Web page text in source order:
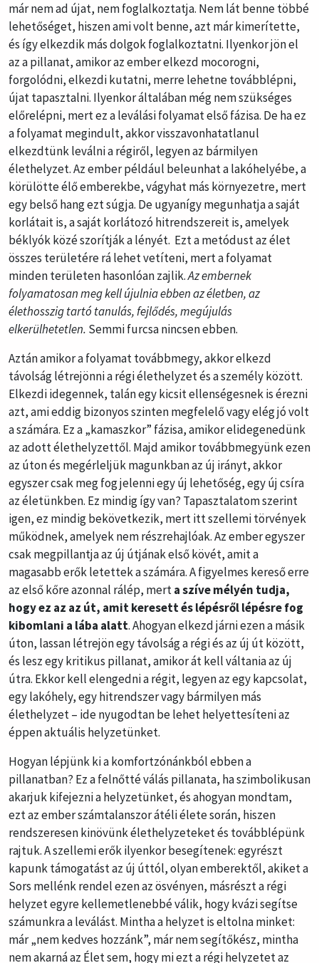
már nem ad újat, nem foglalkoztatja. Nem lát benne többé
lehetőséget, hiszen ami volt benne, azt már kimerítette,
és így elkezdik más dolgok foglalkoztatni. Ilyenkor jön el
az a pillanat, amikor az ember elkezd mocorogni,
forgolódni, elkezdi kutatni, merre lehetne továbblépni,
újat tapasztalni. Ilyenkor általában még nem szükséges
előrelépni, mert ez a leválási folyamat első fázisa. De ha ez
a folyamat megindult, akkor visszavonhatatlanul
elkezdtünk leválni a régiről, legyen az bármilyen
élethelyzet. Az ember például beleunhat a lakóhelyébe, a
körülötte élő emberekbe, vágyhat más környezetre, mert
egy belső hang ezt súgja. De ugyanígy megunhatja a saját
korlátait is, a saját korlátozó hitrendszereit is, amelyek
béklyók közé szorítják a lényét. Ezt a metódust az élet
összes területére rá lehet vetíteni, mert a folyamat
minden területen hasonlóan zajlik.Az embernek
folyamatosan meg kell újulnia ebben az életben, az
élethosszig tartó tanulás, fejlődés, megújulás
elkerülhetetlen. Semmi furcsa nincsen ebben.
Aztán amikor a folyamat továbbmegy, akkor elkezd
távolság létrejönni a régi élethelyzet és a személy között.
Elkezdi idegennek, talán egy kicsit ellenségesnek is érezni
azt, ami eddig bizonyos szinten megfelelő vagy elég jó volt
a számára. Ez a „kamaszkor” fázisa, amikor elidegenedünk
az adott élethelyzettől. Majd amikor továbbmegyünk ezen
az úton és megérleljük magunkban az új irányt, akkor
egyszer csak meg fog jelenni egy új lehetőség, egy új csíra
az életünkben. Ez mindig így van? Tapasztalatom szerint
igen, ez mindig bekövetkezik, mert itt szellemi törvények
működnek, amelyek nem részrehajlóak. Az ember egyszer
csak megpillantja az új útjának első kövét, amit a
magasabb erők letettek a számára. A figyelmes kereső erre
az első kőre azonnal rálép, merta szíve mélyén tudja,
hogy ez az az út, amit keresett és lépésről lépésre fog
kibomlani a lába alatt. Ahogyan elkezd járni ezen a másik
úton, lassan létrejön egy távolság a régi és az új út között,
és lesz egy kritikus pillanat, amikor át kell váltania az új
útra. Ekkor kell elengedni a régit, legyen az egy kapcsolat,
egy lakóhely, egy hitrendszer vagy bármilyen más
élethelyzet – ide nyugodtan be lehet helyettesíteni az
éppen aktuális helyzetünket.
Hogyan lépjünk ki a komfortzónánkból ebben a
pillanatban? Ez a felnőtté válás pillanata, ha szimbolikusan
akarjuk kifejezni a helyzetünket, és ahogyan mondtam,
ezt az ember számtalanszor átéli élete során, hiszen
rendszeresen kinövünk élethelyzeteket és továbblépünk
rajtuk. A szellemi erők ilyenkor besegítenek: egyrészt
kapunk támogatást az új úttól, olyan emberektől, akiket a
Sors mellénk rendel ezen az ösvényen, másrészt a régi
helyzet egyre kellemetlenebbé válik, hogy kvázi segítse
számunkra a leválást. Mintha a helyzet is eltolna minket:
már „nem kedves hozzánk”, már nem segítőkész, mintha
nem akarná az Élet sem, hogy mi ezt a régi helyzetet az